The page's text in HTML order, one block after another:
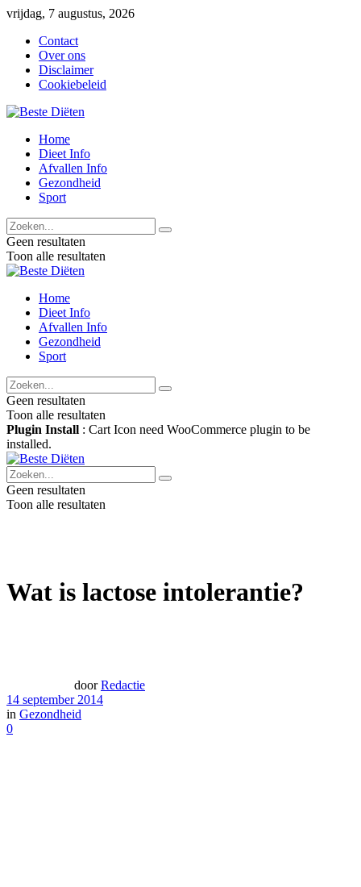
vrijdag, 7 augustus, 2026
Contact
Over ons
Disclaimer
Cookiebeleid
Home
Dieet Info
Afvallen Info
Gezondheid
Sport
Geen resultaten
Toon alle resultaten
Home
Dieet Info
Afvallen Info
Gezondheid
Sport
Geen resultaten
Toon alle resultaten
Plugin Install : Cart Icon need WooCommerce plugin to be
installed.
Geen resultaten
Toon alle resultaten
Wat is lactose intolerantie?
door Redactie
14 september 2014
in Gezondheid
0